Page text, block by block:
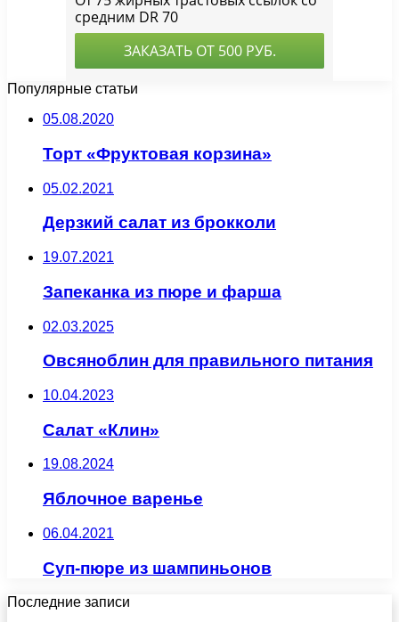
Популярные статьи
05.08.2020
Торт «Фруктовая корзина»
05.02.2021
Дерзкий салат из брокколи
19.07.2021
Запеканка из пюре и фарша
02.03.2025
Овсяноблин для правильного питания
10.04.2023
Салат «Клин»
19.08.2024
Яблочное варенье
06.04.2021
Суп-пюре из шампиньонов
Последние записи